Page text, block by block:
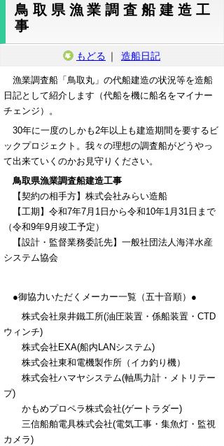
鳥取県漁業調査船建造工
事
もどる ｜ 造船日記
漁業調査船「鳥取丸」の代船建造の状況等を造船
日記として紹介します（代船を機に船名をマイナー
チェンジ）。
30年に一度のしかも2年以上も建造期間を要するビ
ックプロジェクト。我々の理想の調査船がどうやっ
て出来ていくのかお見守りください。
鳥取県漁業調査船建造工事
【契約の相手方】株式会社みらい造船
【工期】令和7年7月1日から令和10年1月31日まで
（令和9年9月竣工予定）
【設計・監督業務委託先】一般社団法人海洋水産
システム協会
●御協力いただくメーカー一覧（五十音順）●
株式会社泉井鐵工所(油圧装置・係船装置・CTD
ウィンチ)
株式会社EXA(船内LANシステム)
株式会社東和電機製作所（イカ釣り機）
株式会社ハマヤシステム(軸馬力計・メトリテー
プ)
かもめプロペラ株式会社(ゲートラダー)
三信船舶電具株式会社(電気工事・集魚灯・監視
カメラ)